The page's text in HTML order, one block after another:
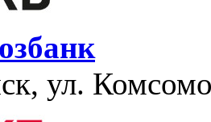
ул.